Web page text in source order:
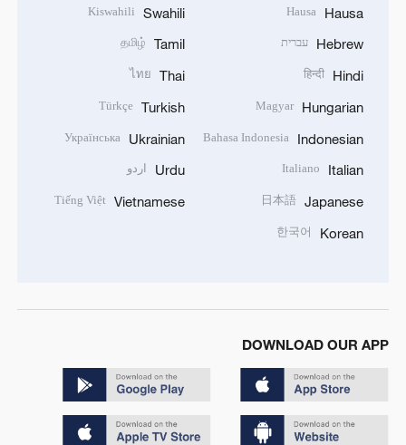
Hausa
Hausa
Hebrew עברית
Hindi
हिन्दी
Hungarian
Magyar
Indonesian
Bahasa Indonesia
Italian
Italiano
Japanese
日本語
Korean
한국어
Swahili
Kiswahili
Tamil
தமிழ்
Thai
ไทย
Turkish
Türkçe
Ukrainian
Українська
Urdu اردو
Vietnamese
Tiếng Việt
DOWNLOAD OUR APP